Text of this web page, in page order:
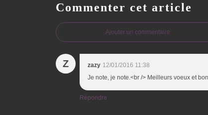
Commenter cet article
Ajouter un commentaire
Z zazy 12/01/2016 11:38
Je note, je note.<br /> Meilleurs voeux et
Répondre